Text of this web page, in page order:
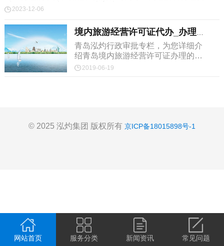
时遇到的问题以及提供解决方法。
2023-12-06
青岛泓灼行政审批专栏，为您详细介
绍青岛境内旅游经营许可证办理的条
件、流程、费用、时间等，为您解答
2019-06-19
© 2025 泓灼集团 版权所有 京ICP备18015898号-1
网站首页 服务分类 新闻资讯 常见问题